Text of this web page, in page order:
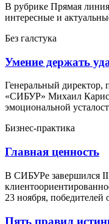
В рубрике Прямая
интересные и
Без галстука
Умение держать
Генеральный директор,
«СИБУР» Михаил
эмоциональной
Бизнес-практика
Главная ценность
В СИБУРе завершился
23 ноября, победителей
Пять правил